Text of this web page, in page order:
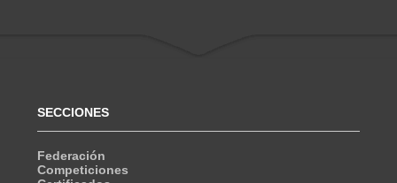
SECCIONES
Federación
Competiciones